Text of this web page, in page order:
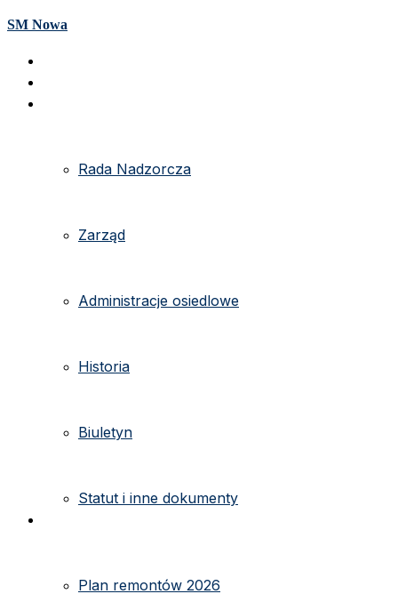
SM Nowa
Rada Nadzorcza
Zarząd
Administracje osiedlowe
Historia
Biuletyn
Statut i inne dokumenty
Plan remontów 2026